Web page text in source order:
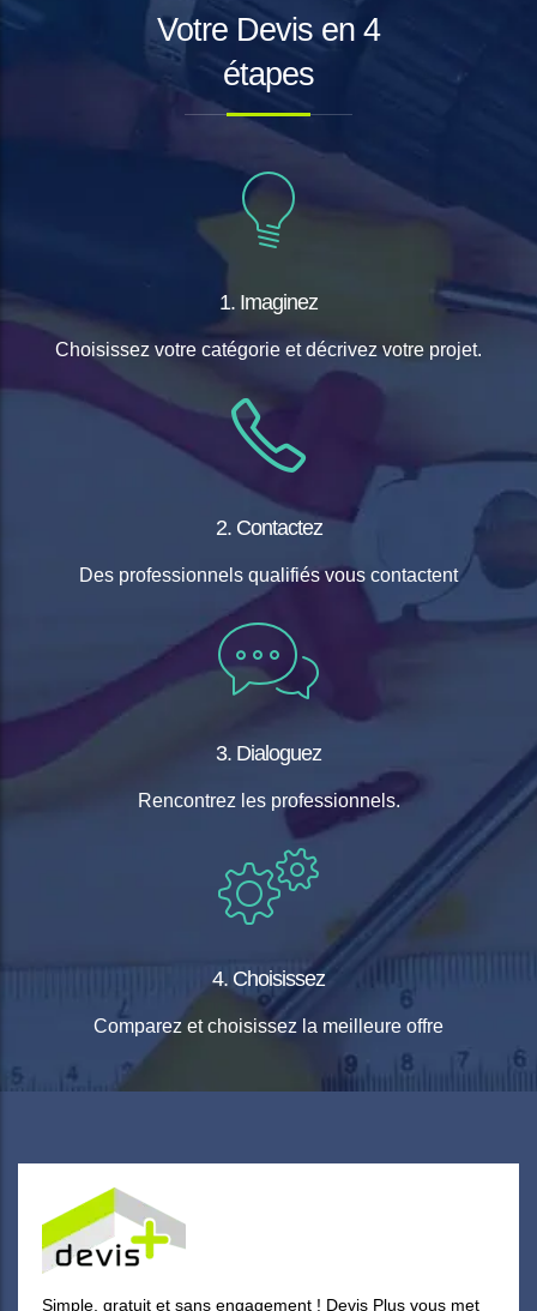
Votre Devis en 4
étapes
1. Imaginez
Choisissez votre catégorie et décrivez votre projet.
2. Contactez
Des professionnels qualifiés vous contactent
3. Dialoguez
Rencontrez les professionnels.
4. Choisissez
Comparez et choisissez la meilleure offre
Simple, gratuit et sans engagement ! Devis Plus vous met